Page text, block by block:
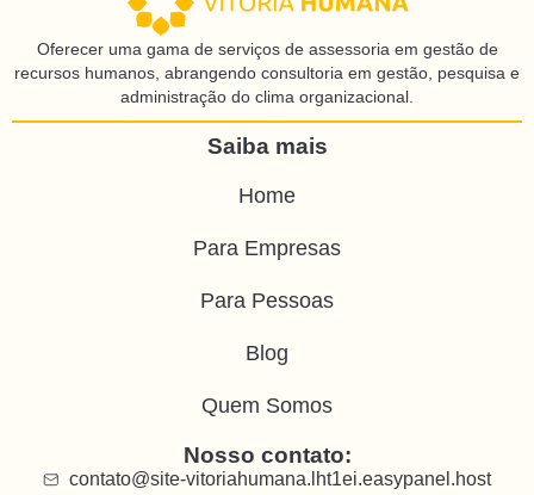
Oferecer uma gama de serviços de assessoria em gestão de
recursos humanos, abrangendo consultoria em gestão, pesquisa e
administração do clima organizacional.
Saiba mais
Home
Para Empresas
Para Pessoas
Blog
Quem Somos
Nosso contato:
contato@site-vitoriahumana.lht1ei.easypanel.host